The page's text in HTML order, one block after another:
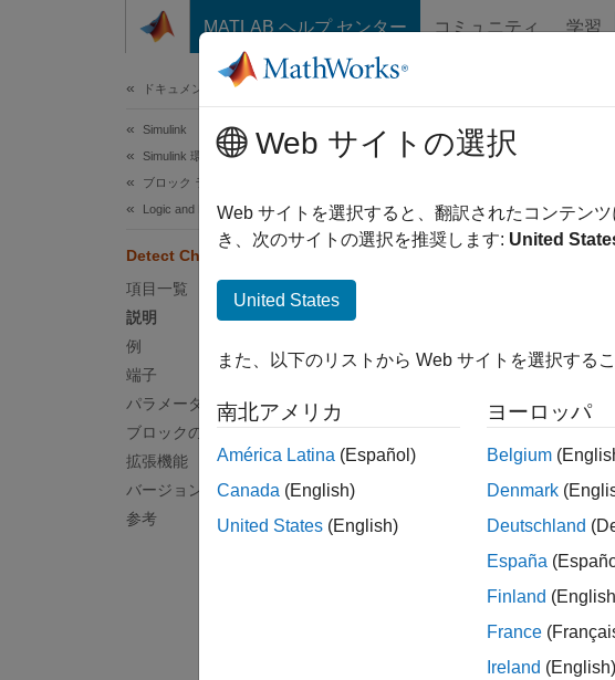
コンテンツへスキップ
MATLAB ヘルプ センター コミュニティ 学習
ドキュメンテーションのホーム
Simulink
Simulink 環境の基礎
ブロック ライブラリ
Logic and Bit Operations
Detect Change
項目一覧
説明
例
端子
パラメーター
ブロックの特性
拡張機能
バージョン履歴
参考
Detect
信号値の変化の検出
説明
Detect Change ブロッ
期値を定義します。
このブロックは固定
すべて展開する
Web サイトの選択
Web サイトを選択すると、翻訳されたコンテン
き、次のサイトの選択を推奨します: United
United States
また、以下のリストから Web サイトを選択する
南北アメリカ
América Latina (Español)
Canada (English)
United States (English)
ヨーロッパ
Belgium
Denmark
Deutschland
España
Finland
France
Ireland (English)